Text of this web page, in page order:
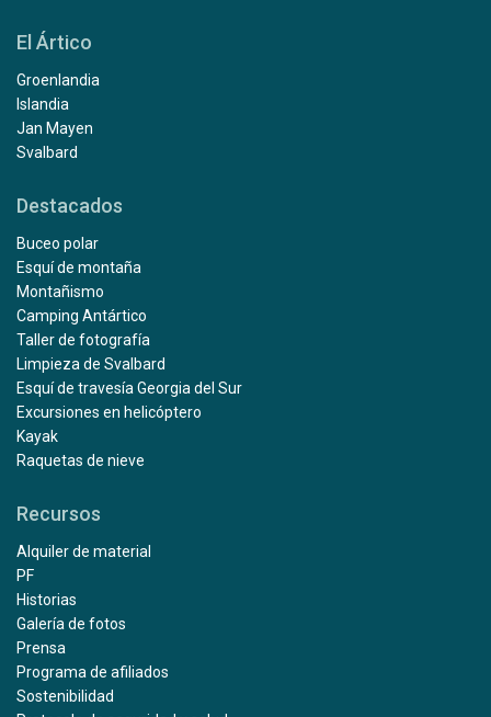
El Ártico
Groenlandia
Islandia
Jan Mayen
Svalbard
Destacados
Buceo polar
Esquí de montaña
Montañismo
Camping Antártico
Taller de fotografía
Limpieza de Svalbard
Esquí de travesía Georgia del Sur
Excursiones en helicóptero
Kayak
Raquetas de nieve
Recursos
Alquiler de material
PF
Historias
Galería de fotos
Prensa
Programa de afiliados
Sostenibilidad